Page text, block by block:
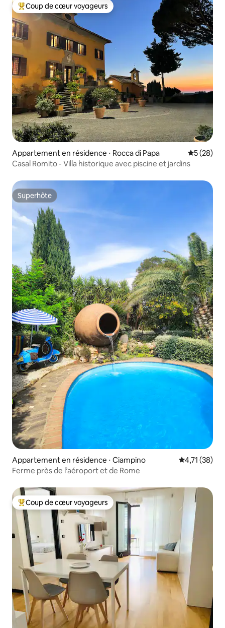
Coups de cœur voyageurs les plus appréciés
Coup de cœur voyageurs
Appartement en résidence ⋅ Rocca di Papa
5 (28)
Casal Romito - Villa historique avec piscine et jardins
Superhôte
Superhôte
Appartement en résidence ⋅ Ciampino Évaluation
4,71 (38)
Ferme près de l’aéroport et de Rome
Coups de cœur voyageurs les plus appréciés
Coup de cœur voyageurs